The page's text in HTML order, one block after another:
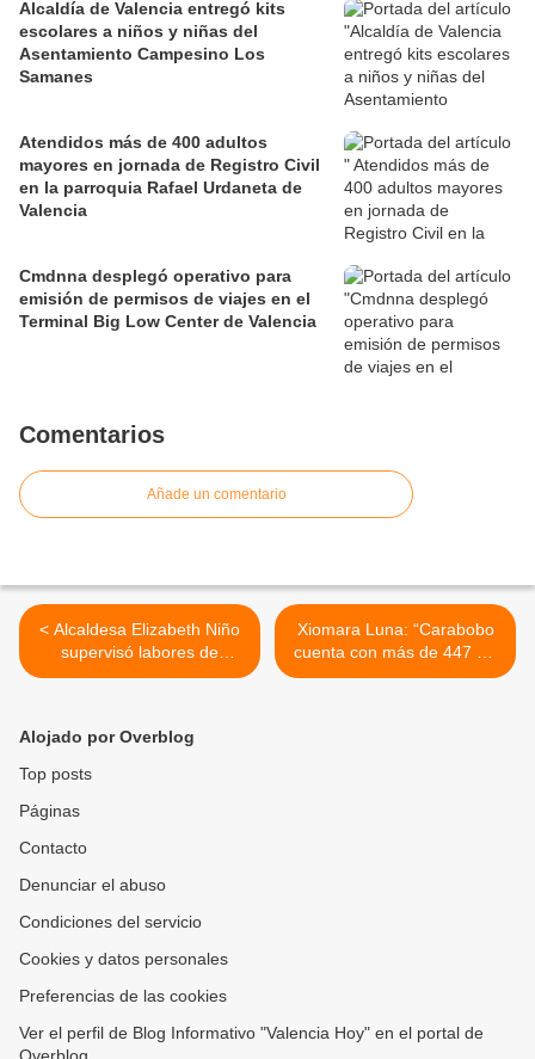
Alcaldía de Valencia entregó kits
escolares a niños y niñas del
Asentamiento Campesino Los
Samanes
Atendidos más de 400 adultos
mayores en jornada de Registro Civil
en la parroquia Rafael Urdaneta de
Valencia
Cmdnna desplegó operativo para
emisión de permisos de viajes en el
Terminal Big Low Center de Valencia
Comentarios
Añade un comentario
< Alcaldesa Elizabeth Niño
supervisó labores de
rehabilitación en cancha
Xiomara Luna: “Carabobo
cuenta con más de 447 mil
estudiantes incorporados
Alojado por Overblog
Top posts
Páginas
Contacto
Denunciar el abuso
Condiciones del servicio
Cookies y datos personales
Preferencias de las cookies
Ver el perfil de Blog Informativo "Valencia Hoy" en el portal de